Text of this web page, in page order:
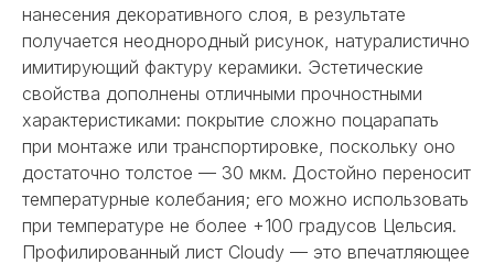
нанесения декоративного слоя, в результате
получается неоднородный рисунок, натуралистично
имитирующий фактуру керамики. Эстетические
свойства дополнены отличными прочностными
характеристиками: покрытие сложно поцарапать
при монтаже или транспортировке, поскольку оно
достаточно толстое — 30 мкм. Достойно переносит
температурные колебания; его можно использовать
при температуре не более +100 градусов Цельсия.
Профилированный лист Cloudy — это впечатляющее